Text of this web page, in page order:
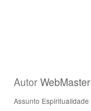
AutorWebMaster
Assunto Espiritualidade